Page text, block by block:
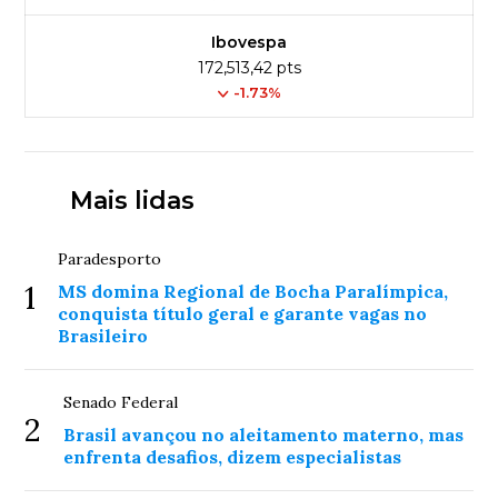
Ibovespa
172,513,42 pts
-1.73%
Mais lidas
1
Paradesporto
MS domina Regional de Bocha Paralímpica,
conquista título geral e garante vagas no
Brasileiro
2
Senado Federal
Brasil avançou no aleitamento materno, mas
enfrenta desafios, dizem especialistas